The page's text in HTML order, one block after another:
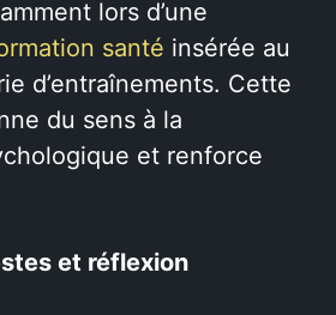
lors d’une
santé insérée au
d’entraînements. Cette
du sens à la
et renforce
et réflexion